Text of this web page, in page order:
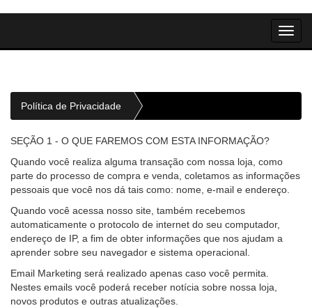
Política de Privacidade
SEÇÃO 1 - O QUE FAREMOS COM ESTA INFORMAÇÃO?
Quando você realiza alguma transação com nossa loja, como
parte do processo de compra e venda, coletamos as informações
pessoais que você nos dá tais como: nome, e-mail e endereço.
Quando você acessa nosso site, também recebemos
automaticamente o protocolo de internet do seu computador,
endereço de IP, a fim de obter informações que nos ajudam a
aprender sobre seu navegador e sistema operacional.
Email Marketing será realizado apenas caso você permita.
Nestes emails você poderá receber notícia sobre nossa loja,
novos produtos e outras atualizações.